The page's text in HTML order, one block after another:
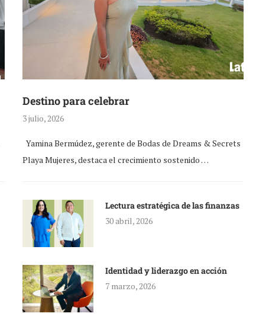
Destino para celebrar
3 julio, 2026
Yamina Bermúdez, gerente de Bodas de Dreams & Secrets
Playa Mujeres, destaca el crecimiento sostenido …
Lectura estratégica de las finanzas
30 abril, 2026
Identidad y liderazgo en acción
7 marzo, 2026